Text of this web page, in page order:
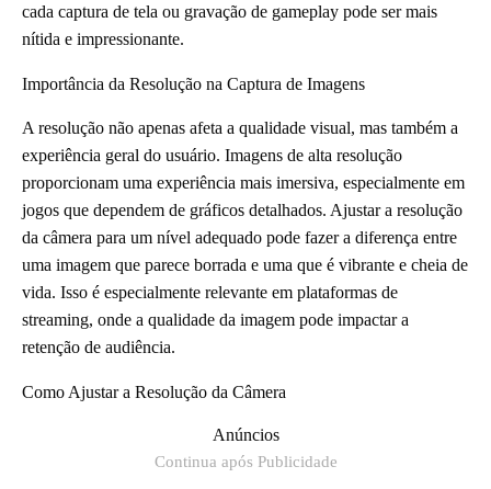
cada captura de tela ou gravação de gameplay pode ser mais
nítida e impressionante.
Importância da Resolução na Captura de Imagens
A resolução não apenas afeta a qualidade visual, mas também a
experiência geral do usuário. Imagens de alta resolução
proporcionam uma experiência mais imersiva, especialmente em
jogos que dependem de gráficos detalhados. Ajustar a resolução
da câmera para um nível adequado pode fazer a diferença entre
uma imagem que parece borrada e uma que é vibrante e cheia de
vida. Isso é especialmente relevante em plataformas de
streaming, onde a qualidade da imagem pode impactar a
retenção de audiência.
Como Ajustar a Resolução da Câmera
Anúncios
Continua após Publicidade